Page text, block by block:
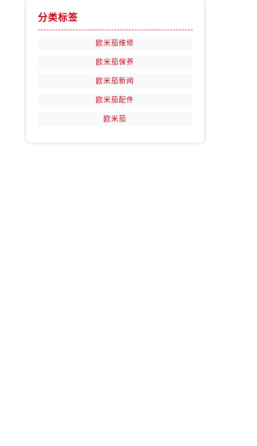
分类标签
欧米茄维修
欧米茄保养
欧米茄新闻
欧米茄配件
欧米茄